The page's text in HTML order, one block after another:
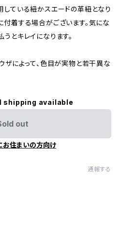
している紐かスエードの革紐となり
付着する場合がございます。気にな
とキレイになります。
ザによって、色目が実物と若干異な
shipping available
out
お住まいの方向け
通報する